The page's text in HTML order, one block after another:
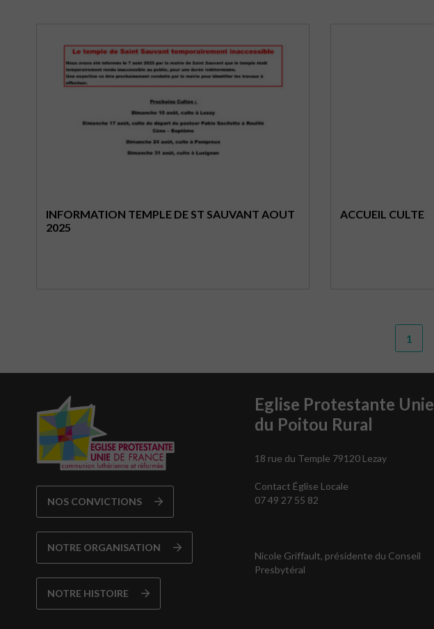
INFORMATION TEMPLE DE ST SAUVANT AOUT
2025
ACCUEIL CULTE
1
NOS CONVICTIONS
NOTRE ORGANISATION
NOTRE HISTOIRE
Eglise Protestante Unie
du Poitou Rural
18 rue du Temple 79120 Lezay
Contact Église Locale
07 49 27 55 82
Nicole Griffault, présidente du Conseil
Presbytéral